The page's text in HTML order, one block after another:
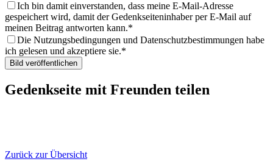
Ich bin damit einverstanden, dass meine E-Mail-Adresse
gespeichert wird, damit der Gedenkseiteninhaber per E-Mail auf
meinen Beitrag antworten kann.
Die Nutzungsbedingungen und Datenschutzbestimmungen habe
ich gelesen und akzeptiere sie.
Gedenkseite mit Freunden teilen
Zurück zur Übersicht